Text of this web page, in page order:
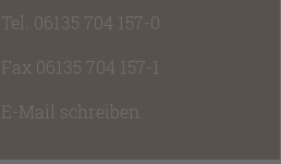
Tel. 06135 704 157-0
Fax 06135 704 157-1
E-Mail schreiben